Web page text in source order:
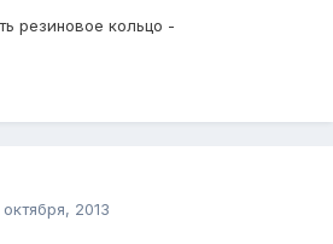
резиновое кольцо -
октября, 2013